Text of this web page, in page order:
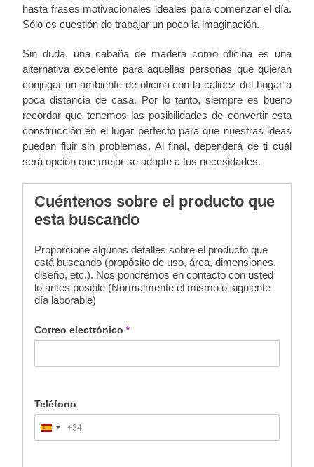
hasta frases motivacionales ideales para comenzar el día.
Sólo es cuestión de trabajar un poco la imaginación.
Sin duda, una cabaña de madera como oficina es una
alternativa excelente para aquellas personas que quieran
conjugar un ambiente de oficina con la calidez del hogar a
poca distancia de casa. Por lo tanto, siempre es bueno
recordar que tenemos las posibilidades de convertir esta
construcción en el lugar perfecto para que nuestras ideas
puedan fluir sin problemas. Al final, dependerá de ti cuál
será opción que mejor se adapte a tus necesidades.
Cuéntenos sobre el producto que
esta buscando
Proporcione algunos detalles sobre el producto que
está buscando (propósito de uso, área, dimensiones,
diseño, etc.). Nos pondremos en contacto con usted
lo antes posible (Normalmente el mismo o siguiente
día laborable)
Correo electrónico *
Teléfono
Spain
+34
+34